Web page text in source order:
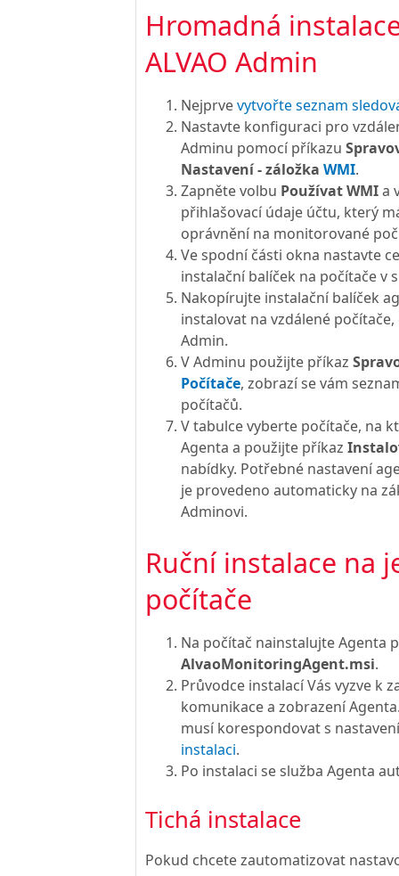
Hromadná
ALVAO Admin
Nejprvevytvořte seznam
Nastavte konfiguraci pro
Adminu pomocí příkazu
Nastavení - záložka WMI.
Zapněte volbu Používat WMIa
přihlašovací údaje účtu, který
oprávnění na monitorované
Ve spodní části okna nastavte
instalační balíček na počítače v
Nakopírujte instalační balíček
instalovat na vzdálené
Admin.
V Adminu použijte příkaz
Počítače, zobrazí se vám
počítačů.
V tabulce vyberte počítače, na
Agenta a použijte příkaz
nabídky. Potřebné nastavení
je provedeno automaticky na
Adminovi.
Ruční instalace na
počítače
Na počítač nainstalujte Agenta
AlvaoMonitoringAgent.msi.
Průvodce instalací Vás vyzve k
komunikace a zobrazení
musí korespondovat s
instalaci.
Po instalaci se služba Agenta
Tichá instalace
Pokud chcete zautomatizovat